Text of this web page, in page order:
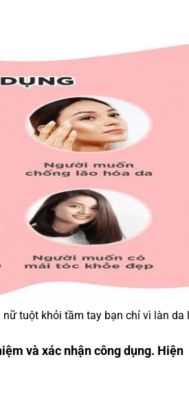
tuột khỏi tầm tay bạn chỉ vì làn da
và xác nhận công dụng. Hiện